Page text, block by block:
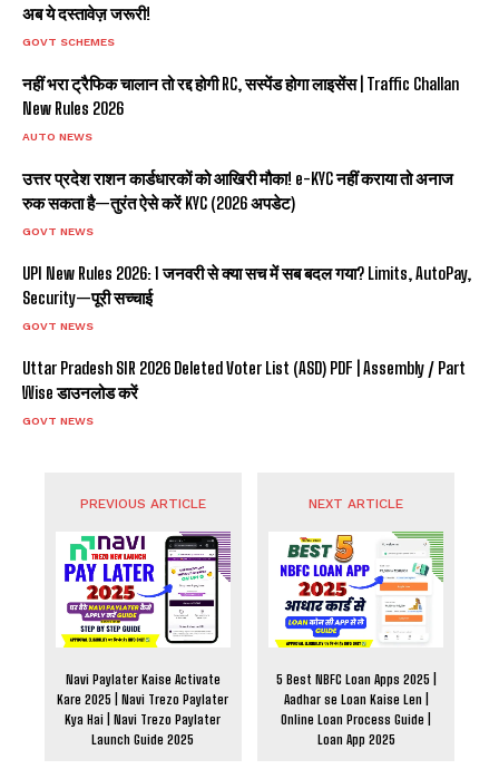
अब ये दस्तावेज़ जरूरी!
GOVT SCHEMES
नहीं भरा ट्रैफिक चालान तो रद्द होगी RC, सस्पेंड होगा लाइसेंस | Traffic Challan
New Rules 2026
AUTO NEWS
उत्तर प्रदेश राशन कार्डधारकों को आखिरी मौका! e-KYC नहीं कराया तो अनाज
रुक सकता है—तुरंत ऐसे करें KYC (2026 अपडेट)
GOVT NEWS
UPI New Rules 2026: 1 जनवरी से क्या सच में सब बदल गया? Limits, AutoPay,
Security—पूरी सच्चाई
GOVT NEWS
Uttar Pradesh SIR 2026 Deleted Voter List (ASD) PDF | Assembly / Part
Wise डाउनलोड करें
GOVT NEWS
PREVIOUS ARTICLE
Navi Paylater Kaise Activate
Kare 2025 | Navi Trezo Paylater
Kya Hai | Navi Trezo Paylater
Launch Guide 2025
NEXT ARTICLE
5 Best NBFC Loan Apps 2025 |
Aadhar se Loan Kaise Len |
Online Loan Process Guide |
Loan App 2025